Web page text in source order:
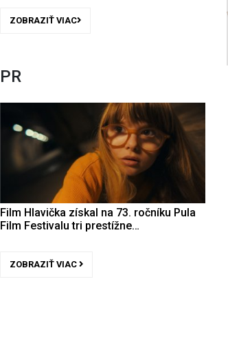
ZOBRAZIŤ VIAC
PR
Film Hlavička získal na 73. ročníku Pula
Film Festivalu tri prestížne…
ZOBRAZIŤ VIAC